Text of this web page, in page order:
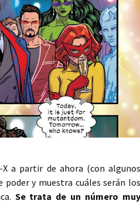
a partir de ahora (con algunos
poder y muestra cuáles serán los
Se trata de un número muy